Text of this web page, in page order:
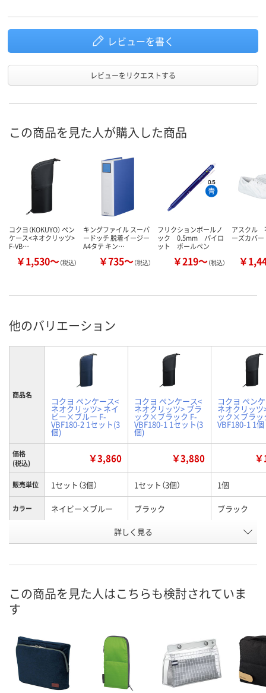
レビューを書く
レビューをリクエストする
この商品を見た人が購入した商品
コクヨ（KOKUYO） ペン
ケース<ネオクリッツ>
F-VB…
￥1,530～（税込）
キングファイル スーパ
ードッチ 脱着イージー
A4タテ キン…
￥735～（税込）
フリクションボールノ
ック 0.5mm パイロ
ット ボールペン
￥219～（税込）
アスクル
ーズカバー
￥
他のバリエーション
商品名
コクヨ ペンケース<
ネオクリッツ> ネイ
ビー×ブルー F-
VBF180-2 1セット(3
個)
コクヨ ペンケース<
ネオクリッツ> ブラ
ック×ブラック F-
VBF180-1 1セット(3
個)
コクヨ ペン
ネオクリッツ
ック×ブラッ
VBF180-1 1個
価格
(税込)
￥3,860 ￥3,880
販売単位 1セット（3個） 1セット（3個） 1個
カラー ネイビー×ブルー ブラック ブラック
R528683 EP00079
お届け日
ついてご連絡いたし
8月13日（木） 8月13日（木）
カゴへ カゴへ
詳しく見る
この商品を見た人はこちらも検討されていま
す